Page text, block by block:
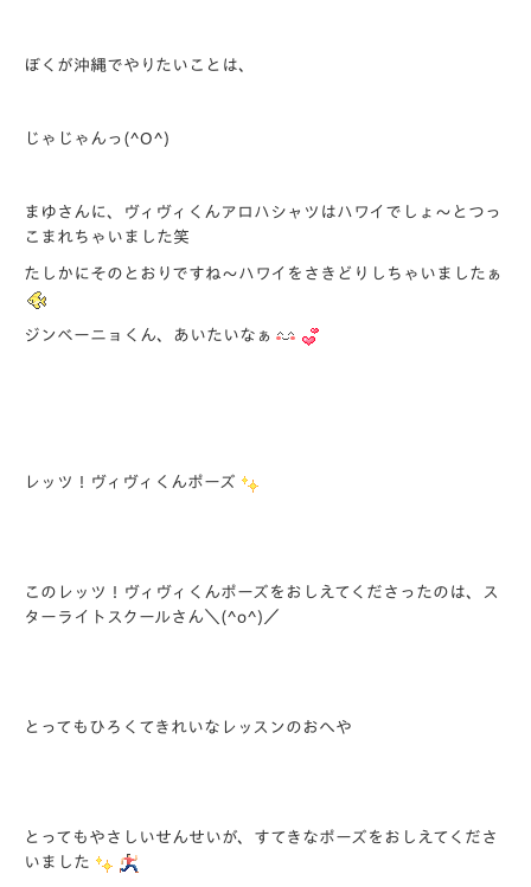
ぼくが沖縄でやりたいことは、
じゃじゃんっ(^O^)
まゆさんに、ヴィヴィくんアロハシャツはハワイでしょ～とつっ
こまれちゃいました笑
たしかにそのとおりですね～ハワイをさきどりしちゃいましたぁ
ジンベーニョくん、あいたいなぁ
レッツ！ヴィヴィくんポーズ
このレッツ！ヴィヴィくんポーズをおしえてくださったのは、ス
ターライトスクールさん＼(^o^)／
とってもひろくてきれいなレッスンのおへや
とってもやさしいせんせいが、すてきなポーズをおしえてくださ
いました